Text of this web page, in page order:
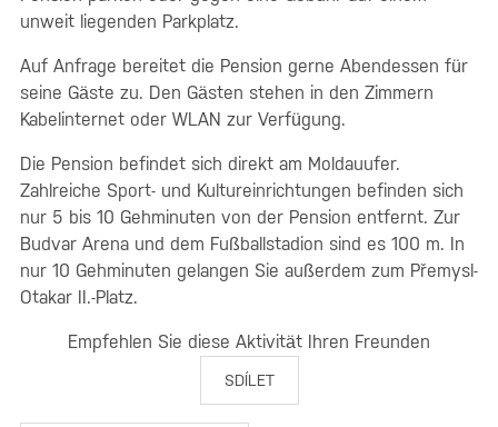
unweit liegenden Parkplatz.
Auf Anfrage bereitet die Pension gerne Abendessen für
seine Gäste zu. Den Gästen stehen in den Zimmern
Kabelinternet oder WLAN zur Verfügung.
Die Pension befindet sich direkt am Moldauufer.
Zahlreiche Sport- und Kultureinrichtungen befinden sich
nur 5 bis 10 Gehminuten von der Pension entfernt. Zur
Budvar Arena und dem Fußballstadion sind es 100 m. In
nur 10 Gehminuten gelangen Sie außerdem zum Přemysl-
Otakar II.-Platz.
Empfehlen Sie diese Aktivität Ihren Freunden
SDÍLET